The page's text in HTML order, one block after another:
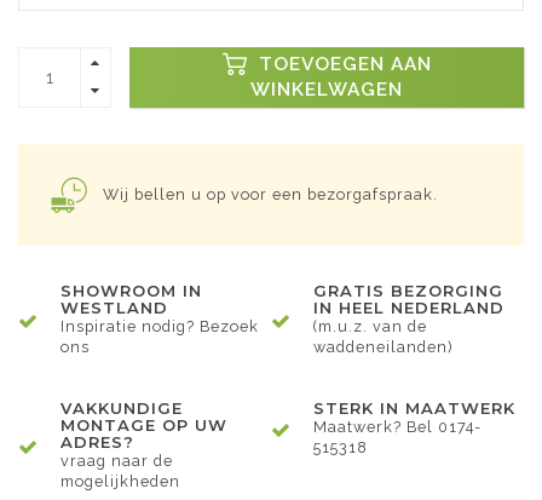
TOEVOEGEN AAN
WINKELWAGEN
Wij bellen u op voor een bezorgafspraak.
SHOWROOM IN
WESTLAND
Inspiratie nodig? Bezoek
ons
GRATIS BEZORGING
IN HEEL NEDERLAND
(m.u.z. van de
waddeneilanden)
VAKKUNDIGE
MONTAGE OP UW
ADRES?
vraag naar de
mogelijkheden
STERK IN MAATWERK
Maatwerk? Bel 0174-
515318